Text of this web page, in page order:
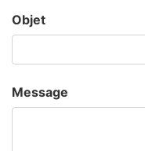
Objet
Message